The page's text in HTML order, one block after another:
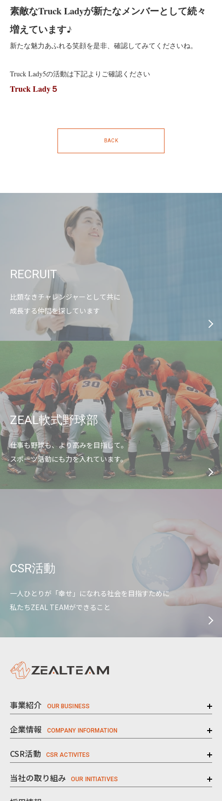
素敵なTruck Ladyが新たなメンバーとして続々
増えています♪
新たな魅力あふれる笑顔を是非、確認してみてくださいね。
Truck Lady5の活動は下記よりご確認ください
Truck Lady５
BACK
RECRUIT
比類なきチャレンジャーとして共に
成長する仲間を探しています
ZEAL軟式野球部
仕事も野球も、より高みを目指して。
スポーツ活動にも力を入れています。
CSR活動
一人ひとりが「幸せ」になれる社会を目指すために
私たちZEAL TEAMができること
事業紹介
企業情報
CSR活動
当社の取り組み